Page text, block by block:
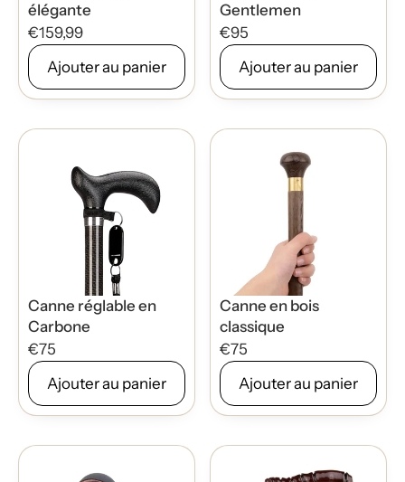
élégante
€159,99
Ajouter au panier
Gentlemen
€95
Ajouter au panier
Canne réglable en
Carbone
€75
Ajouter au panier
Canne en bois
classique
€75
Ajouter au panier